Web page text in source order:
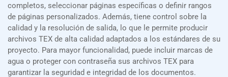
completos, seleccionar páginas específicas o definir rangos
de páginas personalizados. Además, tiene control sobre la
calidad y la resolución de salida, lo que le permite producir
archivos TEX de alta calidad adaptados a los estándares de su
proyecto. Para mayor funcionalidad, puede incluir marcas de
agua o proteger con contraseña sus archivos TEX para
garantizar la seguridad e integridad de los documentos.